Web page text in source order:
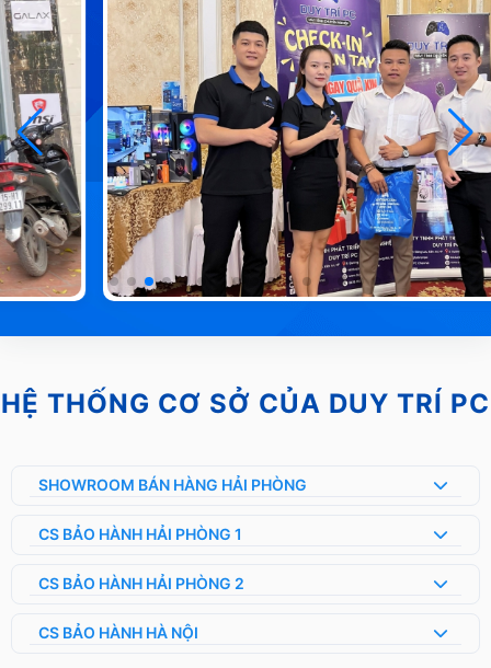
HỆ THỐNG CƠ SỞ CỦA DUY TRÍ PC
SHOWROOM BÁN HÀNG HẢI PHÒNG
CS BẢO HÀNH HẢI PHÒNG 1
CS BẢO HÀNH HẢI PHÒNG 2
CS BẢO HÀNH HÀ NỘI